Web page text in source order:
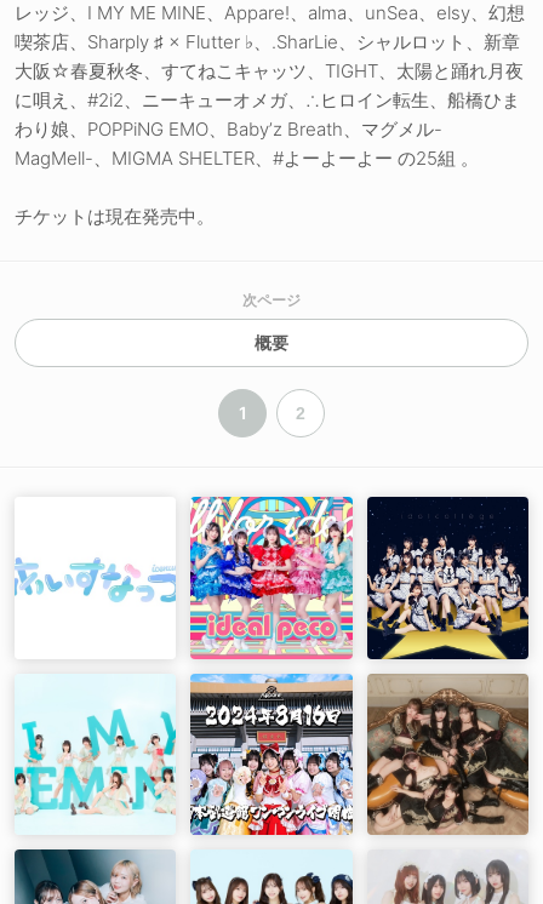
レッジ、I MY ME MINE、Appare!、alma、unSea、elsy、幻想
喫茶店、Sharply ♯ × Flutter ♭、.SharLie、シャルロット、新章
大阪☆春夏秋冬、すてねこキャッツ、TIGHT、太陽と踊れ月夜
に唄え、#2i2、ニーキューオメガ、∴ヒロイン転生、船橋ひま
わり娘、POPPiNG EMO、Baby’z Breath、マグメル-
MagMell-、MIGMA SHELTER、#よーよーよー の25組 。
チケットは現在発売中。
次ページ
概要
1 2